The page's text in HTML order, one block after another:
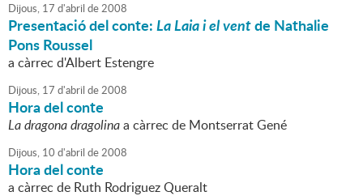
Dijous, 17 d'abril de2008
Presentació del conte:La Laia i el ventde Nathalie
Pons Roussel
a càrrec d'Albert Estengre
Dijous, 17 d'abril de2008
Hora del conte
La dragona dragolinaa càrrec de Montserrat Gené
Dijous, 10 d'abril de2008
Hora del conte
a càrrec de Ruth Rodriguez Queralt